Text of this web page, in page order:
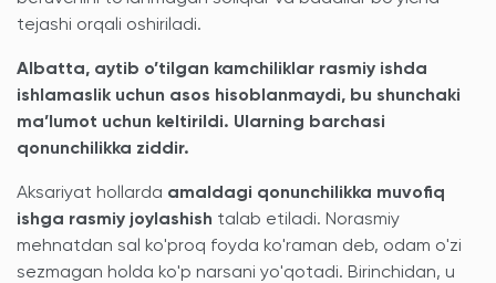
tejashi orqali oshiriladi.
Albatta, aytib o’tilgan kamchiliklar rasmiy ishda
ishlamaslik uchun asos hisoblanmaydi, bu shunchaki
ma’lumot uchun keltirildi. Ularning barchasi
qonunchilikka ziddir.
Aksariyat hollarda amaldagi qonunchilikka muvofiq
ishga rasmiy joylashish talab etiladi. Norasmiy
mehnatdan sal ko'proq foyda ko'raman deb, odam o'zi
sezmagan holda ko'p narsani yo'qotadi. Birinchidan, u